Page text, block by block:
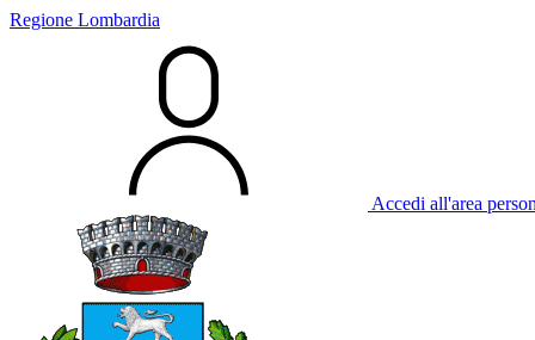
Regione Lombardia
Accedi all'area